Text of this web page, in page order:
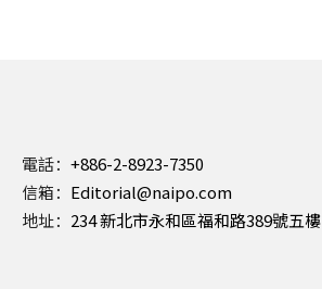
電話： +886-2-8923-7350
信箱： Editorial@naipo.com
地址： 234 新北市永和區福和路389號五樓